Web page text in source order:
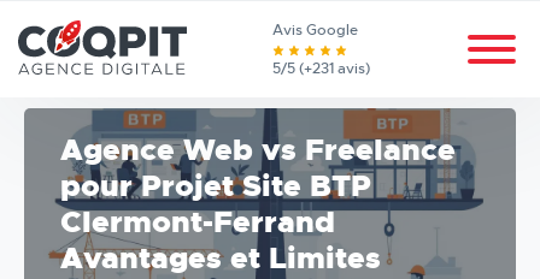
Avis Google
5/5 (+231 avis)
Agence Web vs Freelance
pour Projet Site BTP
Clermont-Ferrand
Avantages et Limites